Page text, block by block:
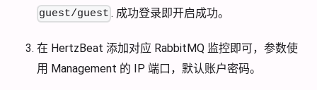
guest/guest . 成功登录即开启成功。
在 HertzBeat 添加对应 RabbitMQ 监控即可，参数使
用 Management 的 IP 端口，默认账户密码。